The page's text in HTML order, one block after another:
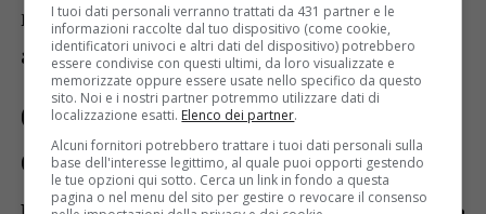
numero di telefono formalmente intestato
alla 22enne.
Condivise anche le soluzioni
della seconda prova
I tuoi dati personali verranno trattati da 431 partner e le
informazioni raccolte dal tuo dispositivo (come cookie,
identificatori univoci e altri dati del dispositivo) potrebbero
essere condivise con questi ultimi, da loro visualizzate e
memorizzate oppure essere usate nello specifico da questo
sito. Noi e i nostri partner potremmo utilizzare dati di
localizzazione esatti. Elenco dei partner.
Alcuni fornitori potrebbero trattare i tuoi dati personali sulla
base dell'interesse legittimo, al quale puoi opporti gestendo
le tue opzioni qui sotto. Cerca un link in fondo a questa
pagina o nel menu del sito per gestire o revocare il consenso